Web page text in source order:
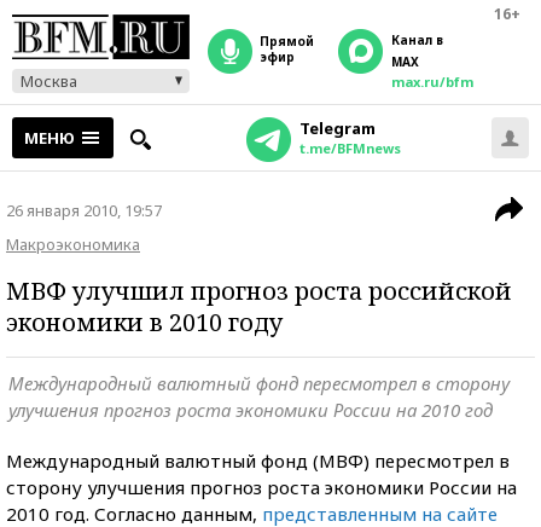
16+
Москва
прямой
эфир
Канал в
MAX
max.ru/bfm
МЕНЮ Telegram
t.me/BFMnews
26 января 2010, 19:57
Макроэкономика
МВФ улучшил прогноз роста российской
экономики в 2010 году
Международный валютный фонд пересмотрел в сторону
улучшения прогноз роста экономики России на 2010 год
Международный валютный фонд (МВФ) пересмотрел в
сторону улучшения прогноз роста экономики России на
2010 год. Согласно данным, представленным на сайте